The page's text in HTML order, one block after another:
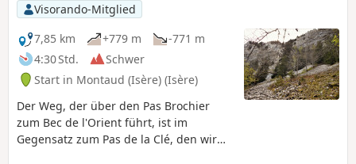
Visorando-Mitglied
7,85 km
+779 m
-771 m
4:30 Std.
Schwer
Start in Montaud (Isère) (Isère)
Der Weg, der über den Pas Brochier
zum Bec de l'Orient führt, ist im
Gegensatz zum Pas de la Clé, den wir